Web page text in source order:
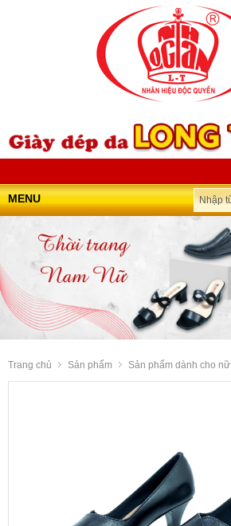
MENU
Trang chủ Sản phẩm Sản phẩm dành cho nữ